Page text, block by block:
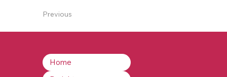
Previous
Home